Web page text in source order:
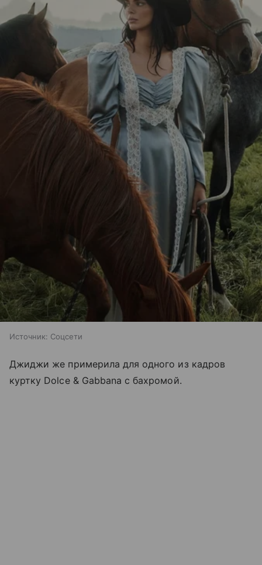
Источник: Соцсети
Джиджи же примерила для одного из кадров
куртку Dolce & Gabbana с бахромой.